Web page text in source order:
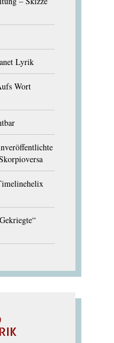
Lyrik
Wort